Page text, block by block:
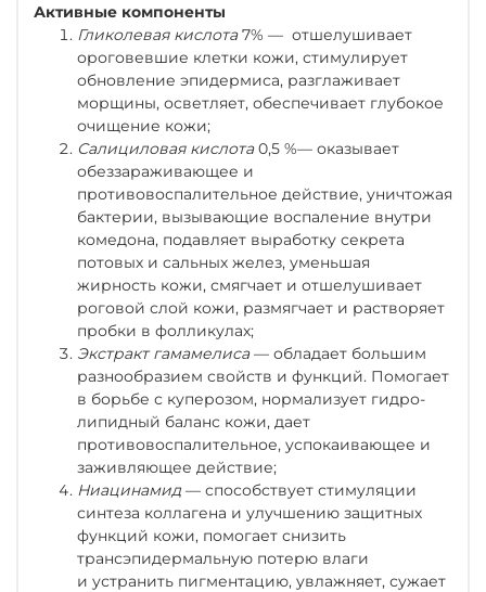
Активные компоненты
Гликолевая кислота 7% — отшелушивает
ороговевшие клетки кожи, стимулирует
обновление эпидермиса, разглаживает
морщины, осветляет, обеспечивает глубокое
очищение кожи;
Салициловая кислота0,5 %— оказывает
обеззараживающее и
противовоспалительное действие, уничтожая
бактерии, вызывающие воспаление внутри
комедона, подавляет выработку секрета
потовых и сальных желез, уменьшая
жирность кожи, смягчает и отшелушивает
роговой слой кожи, размягчает и растворяет
пробки в фолликулах;
Экстракт гамамелиса — обладает большим
разнообразием свойств и функций. Помогает
в борьбе с куперозом, нормализует гидро-
липидный баланс кожи, дает
противовоспалительное, успокаивающее и
заживляющее действие;
Ниацинамид — способствует стимуляции
синтеза коллагена и улучшению защитных
функций кожи, помогает снизить
трансэпидермальную потерю влаги
и устранить пигментацию, увлажняет, сужает